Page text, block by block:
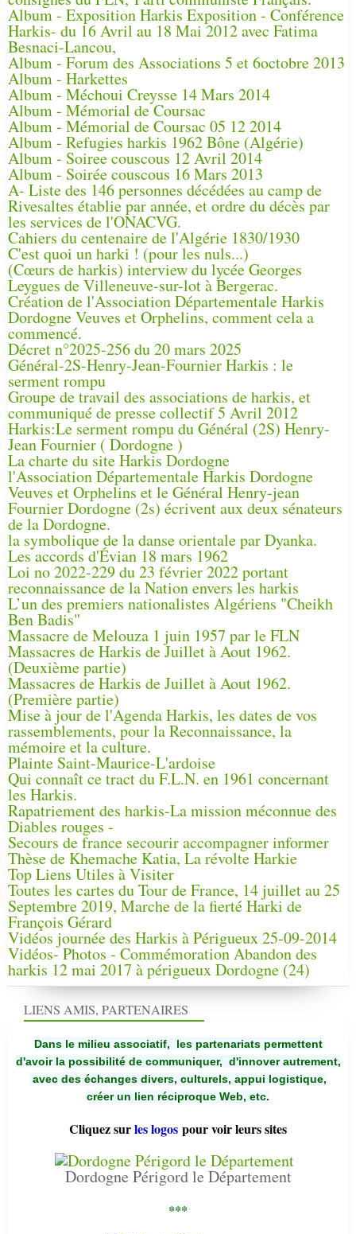
Album - Exposition Harkis Exposition - Conférence
Harkis- du 16 Avril au 18 Mai 2012 avec Fatima
Besnaci-Lancou,
Album - Forum des Associations 5 et 6octobre 2013
Album - Harkettes
Album - Méchoui Creysse 14 Mars 2014
Album - Mémorial de Coursac
Album - Mémorial de Coursac 05 12 2014
Album - Refugies harkis 1962 Bône (Algérie)
Album - Soiree couscous 12 Avril 2014
Album - Soirée couscous 16 Mars 2013
A- Liste des 146 personnes décédées au camp de
Rivesaltes établie par année, et ordre du décès par
les services de l'ONACVG.
Cahiers du centenaire de l'Algérie 1830/1930
C'est quoi un harki ! (pour les nuls...)
(Cœurs de harkis) interview du lycée Georges
Leygues de Villeneuve-sur-lot à Bergerac.
Création de l'Association Départementale Harkis
Dordogne Veuves et Orphelins, comment cela a
commencé.
Décret n°2025-256 du 20 mars 2025
Général-2S-Henry-Jean-Fournier Harkis : le
serment rompu
Groupe de travail des associations de harkis, et
communiqué de presse collectif 5 Avril 2012
Harkis:Le serment rompu du Général (2S) Henry-
Jean Fournier ( Dordogne )
La charte du site Harkis Dordogne
l'Association Départementale Harkis Dordogne
Veuves et Orphelins et le Général Henry-jean
Fournier Dordogne (2s) écrivent aux deux sénateurs
de la Dordogne.
la symbolique de la danse orientale par Dyanka.
Les accords d'Évian 18 mars 1962
Loi no 2022-229 du 23 février 2022 portant
reconnaissance de la Nation envers les harkis
L’un des premiers nationalistes Algériens "Cheikh
Ben Badis"
Massacre de Melouza 1 juin 1957 par le FLN
Massacres de Harkis de Juillet à Aout 1962.
(Deuxième partie)
Massacres de Harkis de Juillet à Aout 1962.
(Première partie)
Mise à jour de l'Agenda Harkis, les dates de vos
rassemblements, pour la Reconnaissance, la
mémoire et la culture.
Plainte Saint-Maurice-L'ardoise
Qui connaît ce tract du F.L.N. en 1961 concernant
les Harkis.
Rapatriement des harkis-La mission méconnue des
Diables rouges -
Secours de france secourir accompagner informer
Thèse de Khemache Katia, La révolte Harkie
Top Liens Utiles à Visiter
Toutes les cartes du Tour de France, 14 juillet au 25
Septembre 2019, Marche de la fierté Harki de
François Gérard
Vidéos journée des Harkis à Périgueux 25-09-2014
Vidéos- Photos - Commémoration Abandon des
harkis 12 mai 2017 à périgueux Dordogne (24)
LIENS AMIS, PARTENAIRES
Dans le milieu associatif, les partenariats permettent
d'avoir la possibilité de communiquer, d'innover autrement,
avec des échanges divers, culturels, appui logistique,
créer un lien réciproque Web, etc.
Cliquez surles logos pour voir leurs sites
Dordogne Périgord le Département
***